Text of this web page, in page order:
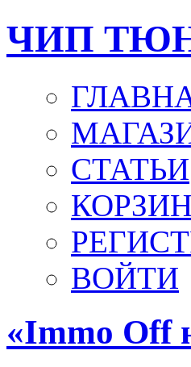
ЧИП
СТАТЬИ
ВОЙТИ
«Immo Off